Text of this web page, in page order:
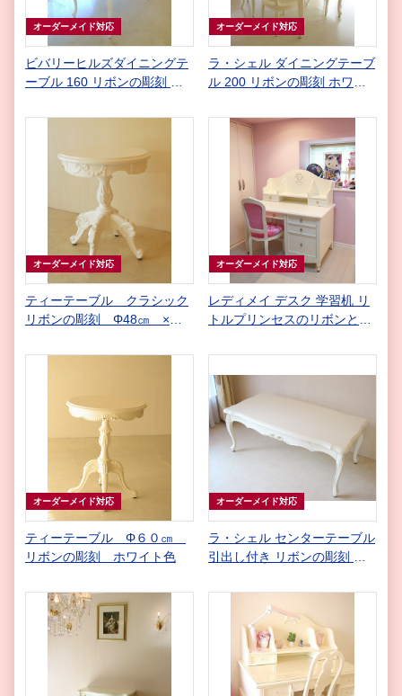
オーダーメイド対応
ビバリーヒルズダイニングテ
ーブル 160 リボンの彫刻 ス
ージュ大理石天板
オーダーメイド対応
ラ・シェル ダイニングテーブ
ル 200 リボンの彫刻 ホワイ
オーダーメイド対応
ティーテーブル クラシック
リボンの彫刻 Φ48㎝ ×
ロス色
オーダーメイド対応
レディメイ デスク 学習机 リ
トルプリンセスのリボンとイ
オーダーメイド対応
ティーテーブル Φ６０㎝
リボンの彫刻 ホワイト色
オーダーメイド対応
ラ・シェル センターテーブル
引出し付き リボンの彫刻 ホ